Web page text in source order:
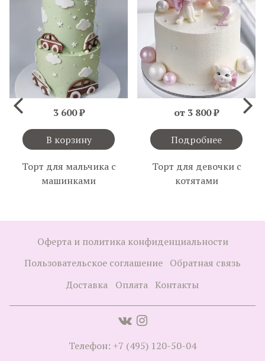
3 600 ₽
В корзину
Торт для мальчика с
машинками
от 3 800 ₽
Подробнее
Торт для девочки с
котятами
Оферта и политика конфиденциальности
Пользовательское соглашение
Обратная связь
Доставка
Оплата Контакты
Телефон: +7 (495) 120-50-04